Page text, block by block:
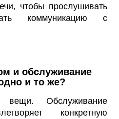
чтобы прослушивать
коммуникацию с
и обслуживание
и то же?
Обслуживание
конкретную